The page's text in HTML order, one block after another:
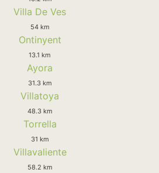
Villa De Ves
54 km
Ontinyent
13.1 km
Ayora
31.3 km
Villatoya
48.3 km
Torrella
31 km
Villavaliente
58.2 km